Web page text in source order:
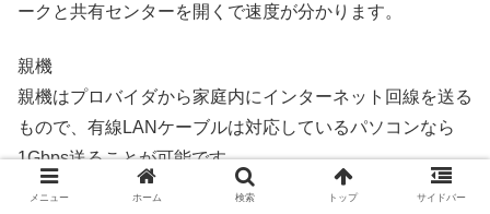
ークと共有センターを開くで速度が分かります。
親機
親機はプロバイダから家庭内にインターネット回線を送る
もので、有線LANケーブルは対応しているパソコンなら
1Gbps送ることが可能です。
左は今使っているもの、右は前に使っていたものです。
メニュー ホーム 検索 トップ サイドバー